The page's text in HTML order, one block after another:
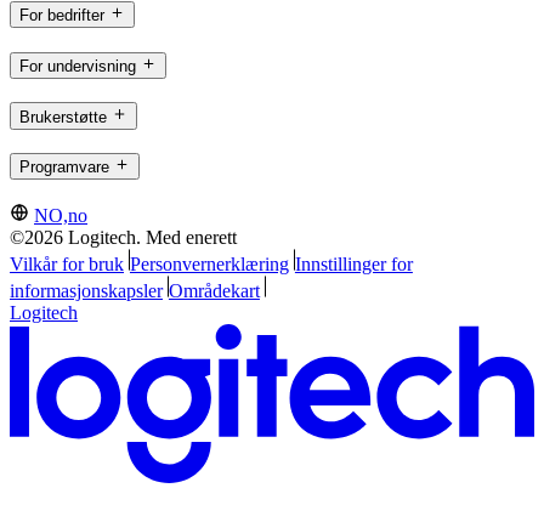
For bedrifter
For undervisning
Brukerstøtte
Programvare
NO,no
©2026 Logitech. Med enerett
Vilkår for bruk Personvernerklæring Innstillinger for
informasjonskapsler Områdekart
Logitech